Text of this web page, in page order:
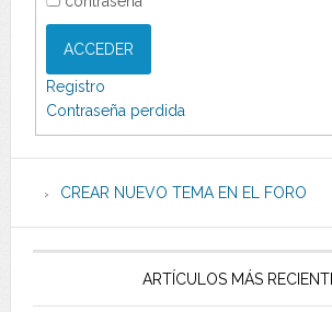
ACCEDER
Registro
Contraseña perdida
CREAR NUEVO TEMA EN EL FORO
ARTÍCULOS MÁS